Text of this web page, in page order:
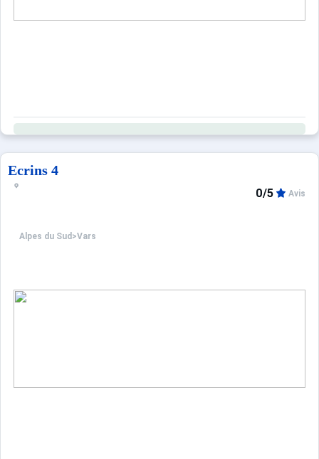
Ecrins 4
Alpes du Sud >Vars
0/5 Avis